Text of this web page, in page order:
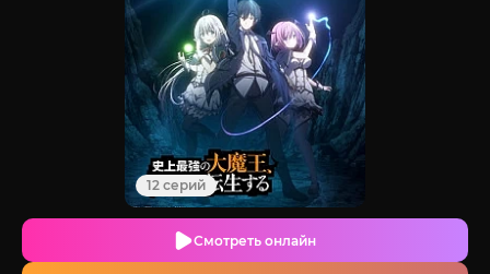
12 серий
Смотреть онлайн